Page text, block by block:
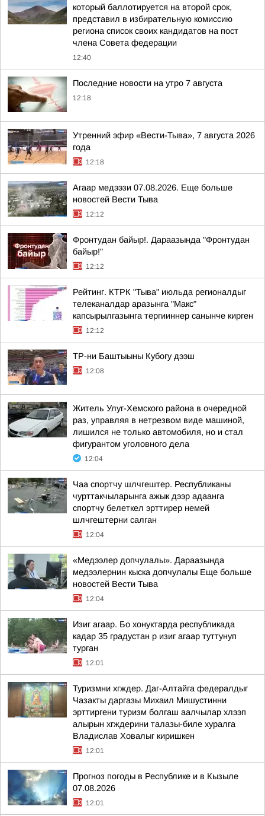
который баллотируется на второй срок,
представил в избирательную комиссию
региона список своих кандидатов на пост
члена Совета федерации
12:40
Последние новости на утро 7 августа
12:18
Утренний эфир «Вести-Тыва», 7 августа 2026
года
12:18
Агаар медээзи 07.08.2026. Еще больше
новостей Вести Тыва
12:12
Фронтудан байыр!. Дараазында "Фронтудан
байыр!"
12:12
Рейтинг. КТРК "Тыва" июльда регионалдыг
телеканалдар аразынга "Макс"
капсырылгазынга тергииннер санынче кирген
12:12
ТР-ни Баштыыны Кубогу дээш
12:08
Житель Улуг-Хемского района в очередной
раз, управляя в нетрезвом виде машиной,
лишился не только автомобиля, но и стал
фигурантом уголовного дела
12:04
Чаа спортчу шлчгештер. Республиканы
чурттакчыларынга ажык дээр адаанга
спортчу белеткел эрттирер немей
шлчгештерни салган
12:04
«Медээлер допчулалы». Дараазында
медээлернин кыска допчулалы Еще больше
новостей Вести Тыва
12:04
Изиг агаар. Бо хонуктарда республикада
кадар 35 градустан р изиг агаар туттунуп
турган
12:01
Туризмни хгждер. Даг-Алтайга федералдыг
Чазакты даргазы Михаил Мишустинни
эрттиргени туризм болгаш аалчылар хлээп
алырын хгждерини талазы-биле хуралга
Владислав Ховалыг киришкен
12:01
Прогноз погоды в Республике и в Кызыле
07.08.2026
12:01